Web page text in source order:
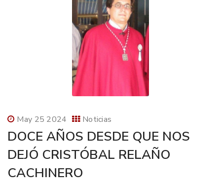
May 25 2024 Noticias
DOCE AÑOS DESDE QUE NOS
DEJÓ CRISTÓBAL RELAÑO
CACHINERO